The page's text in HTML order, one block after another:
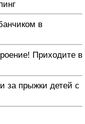
в
Приходите в
за прыжки детей с